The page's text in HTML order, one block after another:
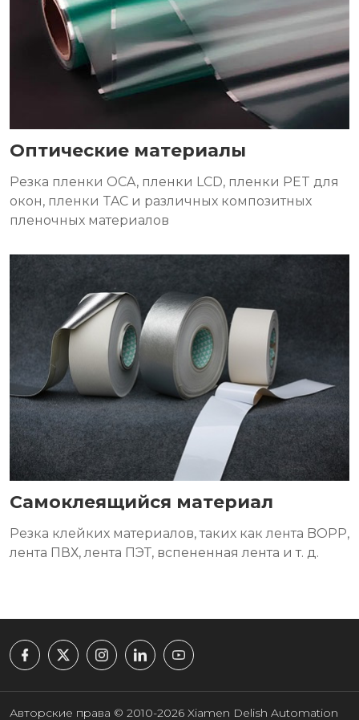
Оптические материалы
Резка пленки OCA, пленки LCD, пленки PET для
окон, пленки TAC и различных композитных
пленочных материалов
Самоклеящийся материал
Резка клейких материалов, таких как лента BOPP,
лента ПВХ, лента ПЭТ, вспененная лента и т. д.
Авторские права © 2010-2026 Xiamen Delish Automation